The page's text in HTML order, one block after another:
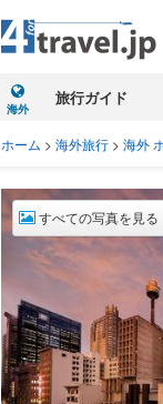
海外
旅行ガイド
ホーム > 海外旅行 > 海外
すべての写真を見る